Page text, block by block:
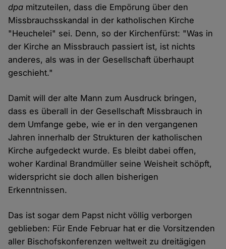
dpa mitzuteilen, dass die Empörung über den
Missbrauchsskandal in der katholischen Kirche
"Heuchelei" sei. Denn, so der Kirchenfürst: "Was in
der Kirche an Missbrauch passiert ist, ist nichts
anderes, als was in der Gesellschaft überhaupt
geschieht."
Damit will der alte Mann zum Ausdruck bringen,
dass es überall in der Gesellschaft Missbrauch in
dem Umfange gebe, wie er in den vergangenen
Jahren innerhalb der Strukturen der katholischen
Kirche aufgedeckt wurde. Es bleibt dabei offen,
woher Kardinal Brandmüller seine Weisheit schöpft,
widerspricht sie doch allen bisherigen
Erkenntnissen.
Das ist sogar dem Papst nicht völlig verborgen
geblieben: Für Ende Februar hat er die Vorsitzenden
aller Bischofskonferenzen weltweit zu dreitägigen